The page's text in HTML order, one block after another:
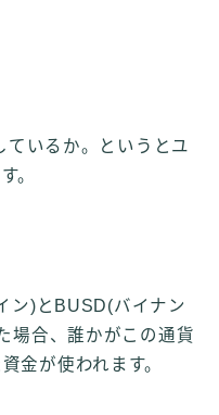
いるか。というとユ
。
ン)とBUSD(バイナン
場合、誰かがこの通貨
金が使われます。